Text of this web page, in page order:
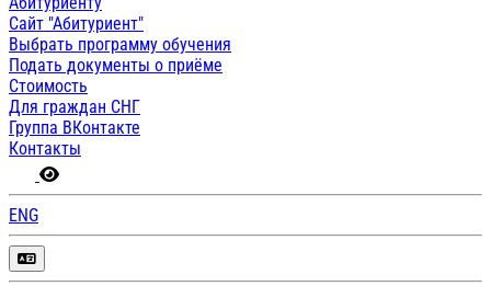
Сайт "Абитуриент"
Выбрать программу обучения
Подать документы о приёме
Стоимость
Для граждан СНГ
Группа ВКонтакте
Контакты
ENG